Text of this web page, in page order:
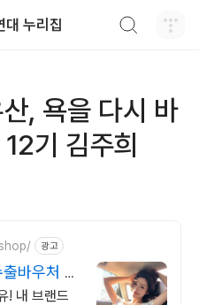
대 누리집
, 욕을 다시 바
기 김주희
광고
바우처 전
! 내 브랜드